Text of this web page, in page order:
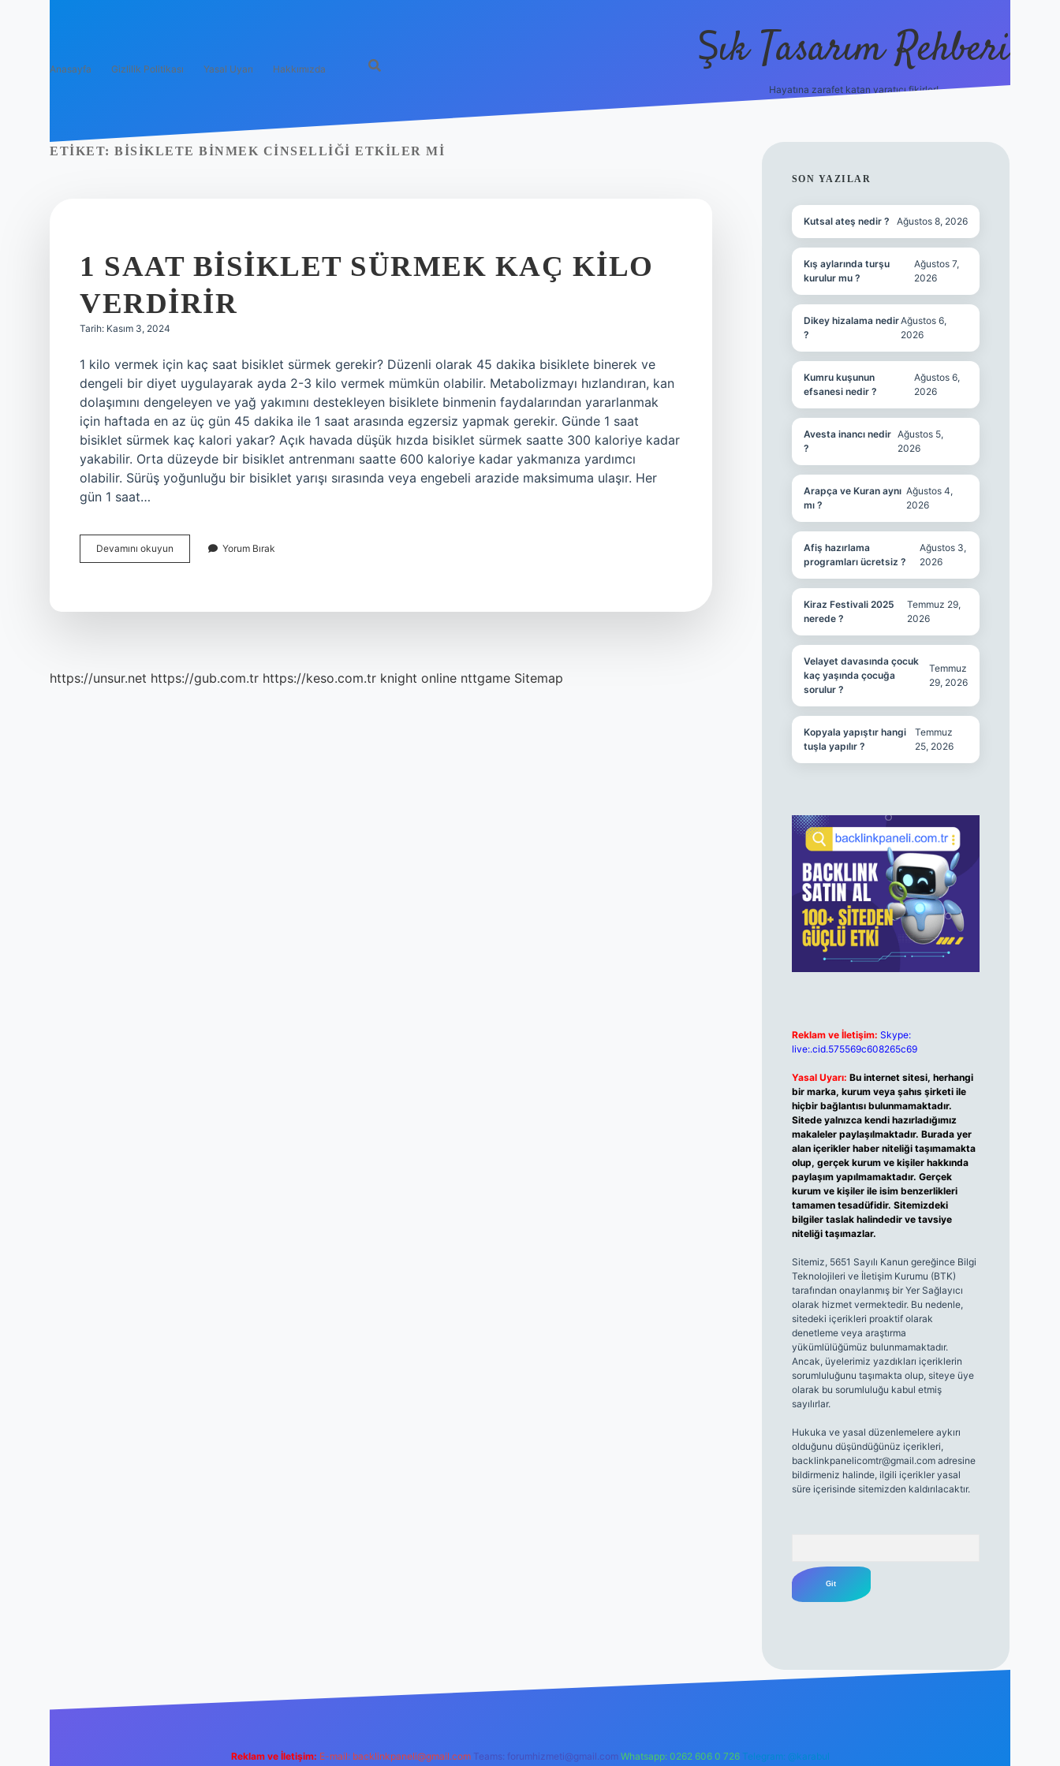
Anasayfa Gizlilik Politikası Yasal Uyarı Hakkımızda Şık Tasarım Rehberi
Hayatına zarafet katan yaratıcı fikirler!
ETIKET: BISIKLETE BINMEK CINSELLIĞI ETKILER MI
1 SAAT BISIKLET SÜRMEK KAÇ KILO
VERDIRIR
Tarih: Kasım 3, 2024
1 kilo vermek için kaç saat bisiklet sürmek gerekir? Düzenli olarak 45 dakika bisiklete binerek ve
dengeli bir diyet uygulayarak ayda 2-3 kilo vermek mümkün olabilir. Metabolizmayı hızlandıran, kan
dolaşımını dengeleyen ve yağ yakımını destekleyen bisiklete binmenin faydalarından yararlanmak
için haftada en az üç gün 45 dakika ile 1 saat arasında egzersiz yapmak gerekir. Günde 1 saat
bisiklet sürmek kaç kalori yakar? Açık havada düşük hızda bisiklet sürmek saatte 300 kaloriye kadar
yakabilir. Orta düzeyde bir bisiklet antrenmanı saatte 600 kaloriye kadar yakmanıza yardımcı
olabilir. Sürüş yoğunluğu bir bisiklet yarışı sırasında veya engebeli arazide maksimuma ulaşır. Her
gün 1 saat…
Devamını okuyun
Saat
Yorum Bırak
https://unsur.net https://gub.com.tr https://keso.com.tr knight online nttgame Sitemap
SIDEBAR
SON YAZILAR
Kutsal ateş nedir ? Ağustos 8, 2026
Kış aylarında turşu
kurulur mu ?
Ağustos 7,
2026
Dikey hizalama nedir
?
Ağustos 6,
2026
Kumru kuşunun
efsanesi nedir ?
Ağustos 6,
2026
Avesta inancı nedir
?
Ağustos 5,
2026
Arapça ve Kuran aynı
mı ?
Ağustos 4,
2026
Afiş hazırlama
programları ücretsiz ?
Ağustos 3,
2026
Kiraz Festivali 2025
nerede ?
Temmuz 29,
2026
Velayet davasında çocuk
kaç yaşında çocuğa
sorulur ?
Temmuz
29, 2026
Kopyala yapıştır hangi
tuşla yapılır ?
Temmuz
25, 2026
Reklam ve İletişim: Skype:
live:.cid.575569c608265c69
Yasal Uyarı: Bu internet sitesi, herhangi
bir marka, kurum veya şahıs şirketi ile
hiçbir bağlantısı bulunmamaktadır.
Sitede yalnızca kendi hazırladığımız
makaleler paylaşılmaktadır. Burada yer
alan içerikler haber niteliği taşımamakta
olup, gerçek kurum ve kişiler hakkında
paylaşım yapılmamaktadır. Gerçek
kurum ve kişiler ile isim benzerlikleri
tamamen tesadüfidir. Sitemizdeki
bilgiler taslak halindedir ve tavsiye
niteliği taşımazlar.
Sitemiz, 5651 Sayılı Kanun gereğince Bilgi
Teknolojileri ve İletişim Kurumu (BTK)
tarafından onaylanmış bir Yer Sağlayıcı
olarak hizmet vermektedir. Bu nedenle,
sitedeki içerikleri proaktif olarak
denetleme veya araştırma
yükümlülüğümüz bulunmamaktadır.
Ancak, üyelerimiz yazdıkları içeriklerin
sorumluluğunu taşımakta olup, siteye üye
olarak bu sorumluluğu kabul etmiş
sayılırlar.
Hukuka ve yasal düzenlemelere aykırı
olduğunu düşündüğünüz içerikleri,
backlinkpanelicomtr@gmail.comadresine
bildirmeniz halinde, ilgili içerikler yasal
süre içerisinde sitemizden kaldırılacaktır.
vdcasino giriş
Reklam ve İletişim: E-mail: backlinkpaneli@gmail.com Teams: forumhizmeti@gmail.com Whatsapp: 0262 606 0 726 Telegram: @karabul